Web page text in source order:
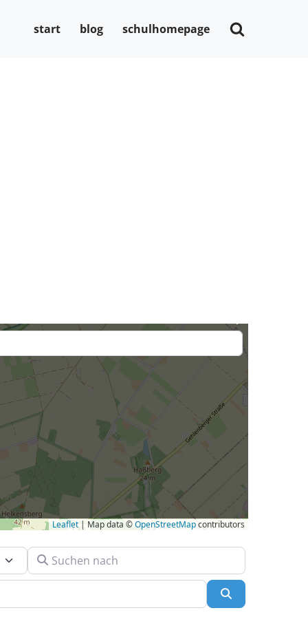
start blog schulhomepage
Leaflet | Map data ©OpenStreetMapcontributors
Suchen nach
Suchen